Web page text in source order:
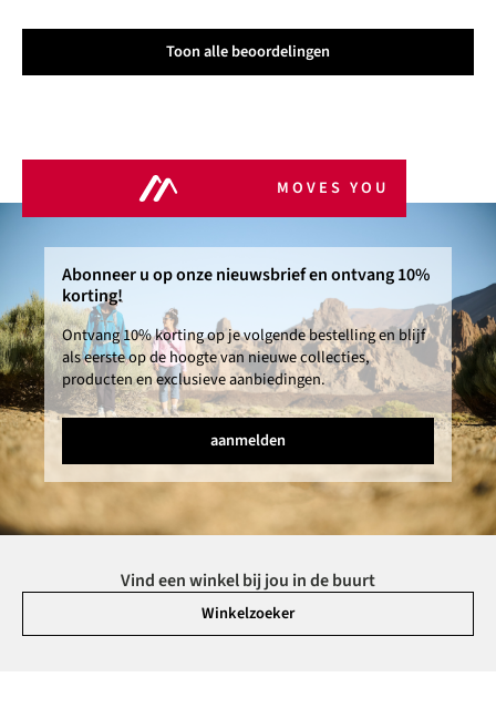
Toon alle beoordelingen
MOVES YOU
Abonneer u op onze nieuwsbrief en ontvang 10%
korting!
Ontvang 10% korting op je volgende bestelling en blijf
als eerste op de hoogte van nieuwe collecties,
producten en exclusieve aanbiedingen.
aanmelden
Vind een winkel bij jou in de buurt
Winkelzoeker